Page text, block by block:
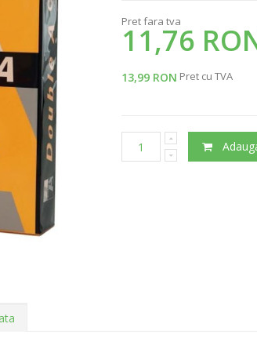
Pret fara tva
11,76
13,99 RON Pret cu TVA